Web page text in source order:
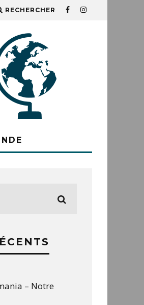
RECHERCHER
– Notre